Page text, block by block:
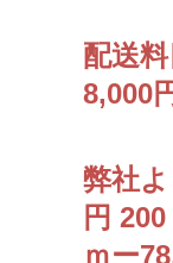
配送
8,000
弊社
円
ｍー